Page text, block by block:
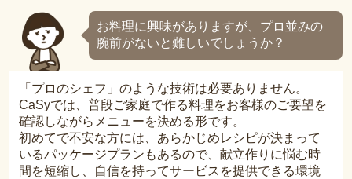
お料理に興味がありますが、プロ並みの
腕前がないと難しいでしょうか？
「プロのシェフ」のような技術は必要ありません。
CaSyでは、普段ご家庭で作る料理をお客様のご要望を
確認しながらメニューを決める形です。
初めてで不安な方には、あらかじめレシピが決まって
いるパッケージプランもあるので、献立作りに悩む時
間を短縮し、自信を持ってサービスを提供できる環境